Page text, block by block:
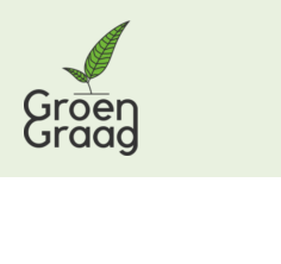
inhoud